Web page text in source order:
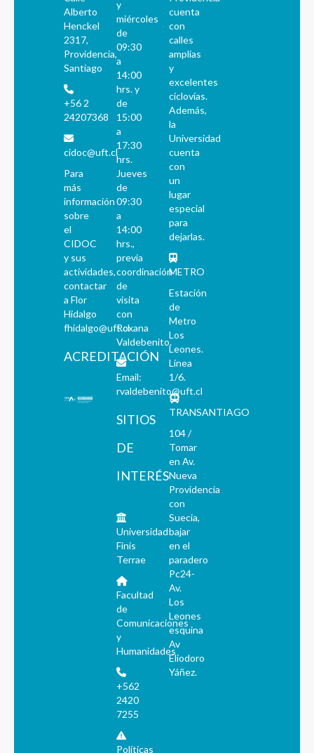
Alberto
Henckel
2317,
Providencia,
Santiago
+56 2
24207368
cidoc@uft.cl
Para
más
información
sobre
el
CIDOC
y sus
actividades,
contactar
a Flor
Hidalgo
fhidalgo@uft.cl
ACREDITACIÓN
y
miércoles
de
09:30
a
14:00
hrs. y
de
15:00
a
17:30
hrs.
Jueves
de
09:30
a
14:00
hrs.,
previa
coordinación
de
visita
con
Roxana
Valdebenito.
Email:
rvaldebenito@uft.cl
SITIOS
DE
INTERÉS
Universidad
Finis
Terrae
Facultad
de
Comunicaciones
y
Humanidades
+562
2420
7255
Políticas
cuenta
con
calles
amplias
y
excelentes
ciclovías.
Además,
la
Universidad
cuenta
con
un
lugar
especial
para
dejarlas.
METRO
Estación
de
Metro
Los
Leones.
Línea
1/6.
TRANSANTIAGO
104 /
Tomar
en Av.
Nueva
Providencia
con
Suecia,
bajar
en el
paradero
Pc24-
Av.
Los
Leones
esquina
Av
Eliodoro
Yáñez.